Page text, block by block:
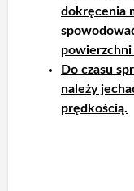
dokręcenia
powierzchni
Do czasu
należy
prędkością.